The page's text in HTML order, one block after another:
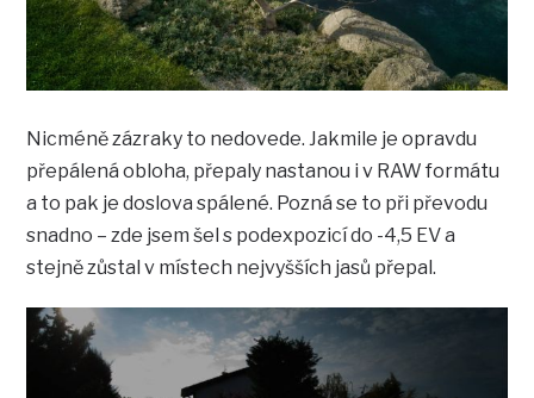
Nicméně zázraky to nedovede. Jakmile je opravdu
přepálená obloha, přepaly nastanou i v RAW formátu
a to pak je doslova spálené. Pozná se to při převodu
snadno – zde jsem šel s podexpozicí do -4,5 EV a
stejně zůstal v místech nejvyšších jasů přepal.